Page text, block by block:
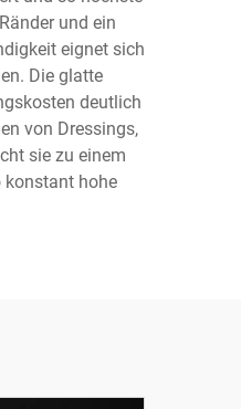
und ein
eignet sich
Die glatte
deutlich
von Dressings,
sie zu einem
konstant hohe